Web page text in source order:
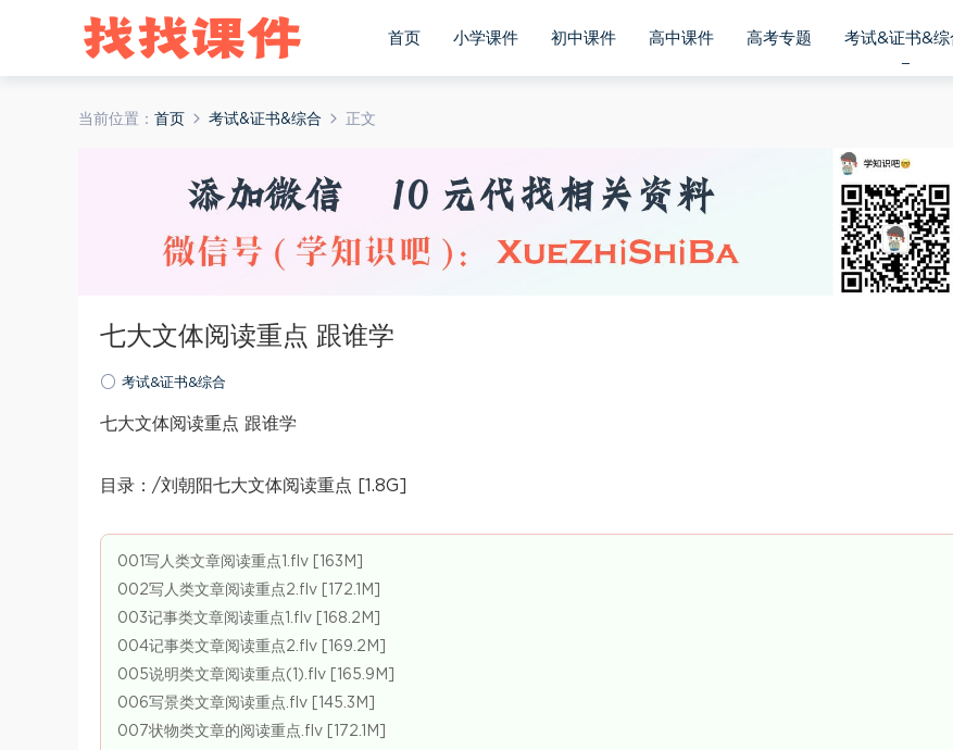
首页 小学课件 初中课件 高中课件 高考专题 考试&证书&综
当前位置： 首页 考试&证书&综合 正文
七大文体阅读重点 跟谁学
考试&证书&综合
七大文体阅读重点 跟谁学
目录：/刘朝阳七大文体阅读重点 [1.8G]
001写人类文章阅读重点1.flv [163M]
002写人类文章阅读重点2.flv [172.1M]
003记事类文章阅读重点1.flv [168.2M]
004记事类文章阅读重点2.flv [169.2M]
005说明类文章阅读重点(1).flv [165.9M]
006写景类文章阅读重点.flv [145.3M]
007状物类文章的阅读重点.flv [172.1M]